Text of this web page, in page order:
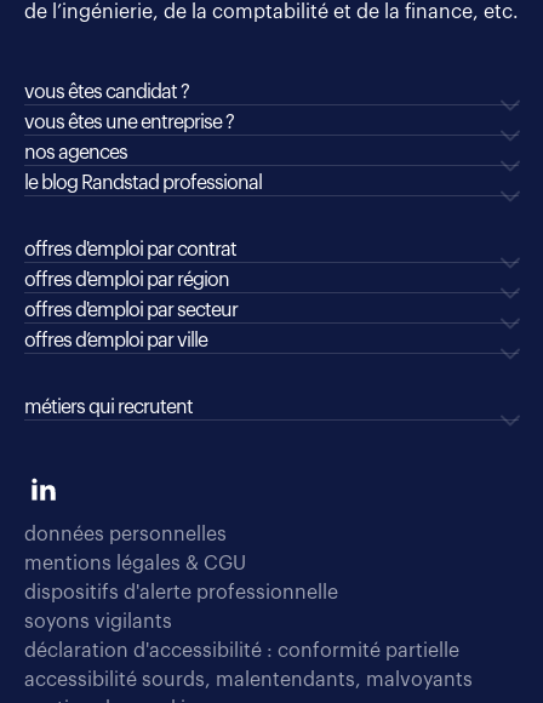
de l’ingénierie, de la comptabilité et de la finance, etc.
vous êtes candidat ?
vous êtes une entreprise ?
nos agences
le blog Randstad professional
offres d'emploi par contrat
offres d'emploi par région
offres d'emploi par secteur
offres d’emploi par ville
métiers qui recrutent
données personnelles
mentions légales & CGU
dispositifs d'alerte professionnelle
soyons vigilants
déclaration d'accessibilité : conformité partielle
accessibilité sourds, malentendants, malvoyants